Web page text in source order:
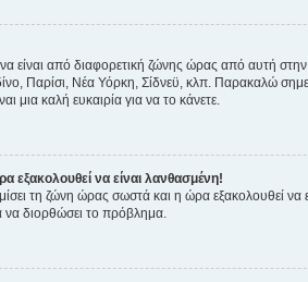
είναι από διαφορετική ζώνης ώρας από αυτή
Παρίσι, Νέα Υόρκη, Σίδνεϋ, κλπ. Παρακαλώ
μια καλή ευκαιρία για να το κάνετε.
εξακολουθεί να είναι λανθασμένη!
τη ζώνη ώρας σωστά και η ώρα εξακολουθεί
να διορθώσει το πρόβλημα.